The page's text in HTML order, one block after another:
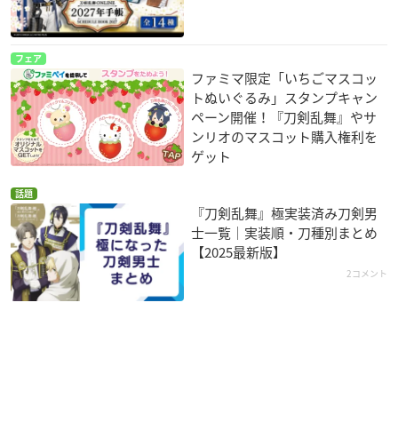
フェア
ファミマ限定「いちごマスコッ
トぬいぐるみ」スタンプキャン
ペーン開催！『刀剣乱舞』やサ
ンリオのマスコット購入権利を
ゲット
話題
『刀剣乱舞』極実装済み刀剣男
士一覧｜実装順・刀種別まとめ
【2025最新版】
2コメント